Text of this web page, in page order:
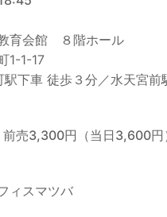
育会館 ８階ホール
1-1-17
下車 徒歩３分／水天宮前
売3,300円（当日3,600円
ィスマツバ